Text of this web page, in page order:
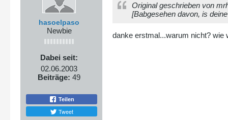
hasoelpaso
Newbie
Dabei seit:
02.06.2003
Beiträge: 49
Teilen
Tweet
Original geschrieben von
[Babgesehen davon, is
danke erstmal...warum nicht? wie